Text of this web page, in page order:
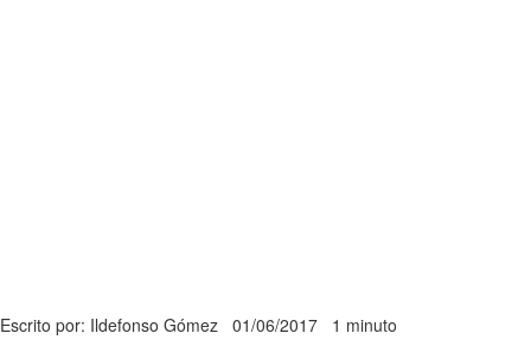
Escrito por: Ildefonso Gómez 01/06/2017 1 minuto